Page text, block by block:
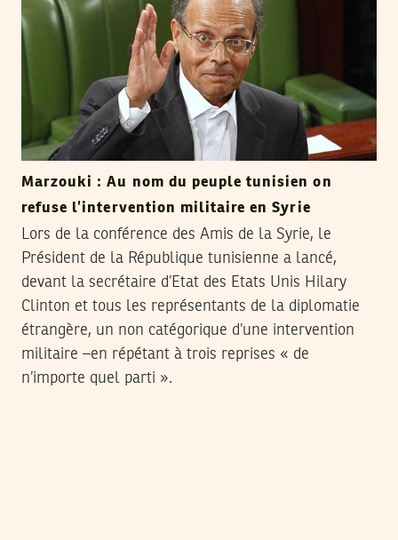
Marzouki : Au nom du peuple tunisien on
refuse l’intervention militaire en Syrie
Lors de la conférence des Amis de la Syrie, le
Président de la République tunisienne a lancé,
devant la secrétaire d’Etat des Etats Unis Hilary
Clinton et tous les représentants de la diplomatie
étrangère, un non catégorique d’une intervention
militaire –en répétant à trois reprises « de
n’importe quel parti ».